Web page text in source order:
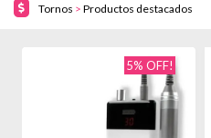
Tornos > Productos destacados
5% OFF!